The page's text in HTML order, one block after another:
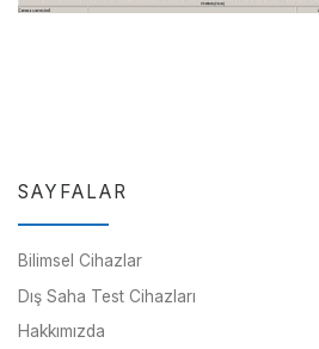
SAYFALAR
Bilimsel Cihazlar
Dış Saha Test Cihazları
Hakkımızda